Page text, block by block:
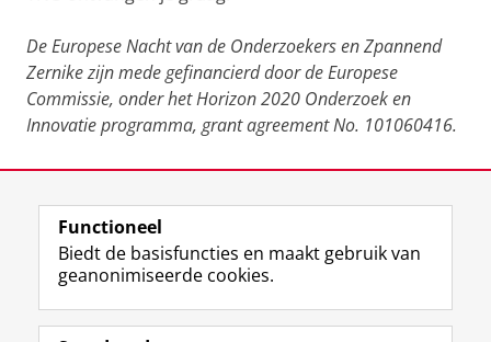
De Europese Nacht van de Onderzoekers en Zpannend
Zernike zijn mede gefinancierd door de Europese
Commissie, onder het Horizon 2020 Onderzoek en
Innovatie programma, grant agreement No. 101060416.
View this page in:
Volg de RUG
F
a
L
i
R
S
I
n
Y
o
Functioneel
Biedt de basisfuncties en maakt gebruik van
geanonimiseerde cookies.